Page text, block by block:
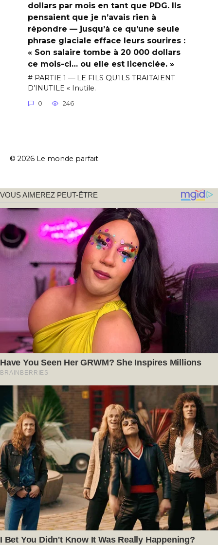
dollars par mois en tant que PDG. Ils
pensaient que je n’avais rien à
répondre — jusqu’à ce qu’une seule
phrase glaciale efface leurs sourires :
« Son salaire tombe à 20 000 dollars
ce mois-ci… ou elle est licenciée. »
# PARTIE 1 — LE FILS QU’ILS TRAITAIENT
D’INUTILE « Inutile.
0 246
© 2026 Le monde parfait